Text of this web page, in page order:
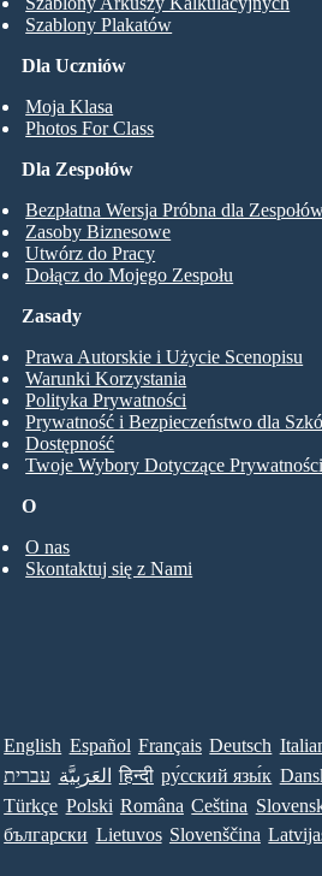
Dla Uczniów
Moja Klasa
Photos For Class
Szablony Plakatów
Dla Zespołów
Bezpłatna Wersja Próbna dla
Zasoby Biznesowe
Utwórz do Pracy
Dołącz do Mojego Zespołu
O
O nas
Skontaktuj się z Nami
Zasady
Prawa Autorskie i Użycie Scenopisu
Warunki Korzystania
Polityka Prywatności
Prywatność i Bezpieczeństwo dla
Dostępność
Twoje Wybory Dotyczące Prywatności
English Español Français Deutsch
עברית العَرَبِيَّة हिन्दी ру́сский язы́к
Türkçe Polski Româna Ceština
български Lietuvos Slovenščina